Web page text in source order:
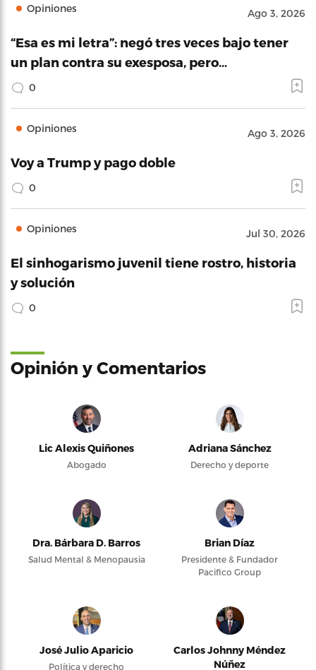
Opiniones Ago 3, 2026
“Esa es mi letra”: negó tres veces bajo tener
un plan contra su exesposa, pero…
0
Opiniones Ago 3, 2026
Voy a Trump y pago doble
0
Opiniones Jul 30, 2026
El sinhogarismo juvenil tiene rostro, historia
y solución
0
Opinión y Comentarios
Lic Alexis Quiñones
Abogado
Adriana Sánchez
Derecho y deporte
Dra. Bárbara D. Barros
Salud Mental & Menopausia
Brian Díaz
Presidente & Fundador
Pacifico Group
José Julio Aparicio
Política y derecho
Carlos Johnny Méndez
Núñez